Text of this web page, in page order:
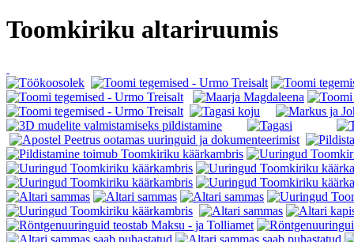
Toomkiriku altariruumis